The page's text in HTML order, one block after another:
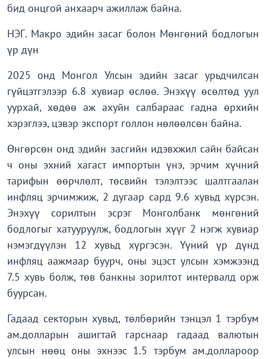
бид онцгой анхаарч ажиллаж байна.
НЭГ. Макро эдийн засаг болон Мөнгөний бодлогын
үр дүн
2025 онд Монгол Улсын эдийн засаг урьдчилсан
гүйцэтгэлээр 6.8 хувиар өслөө. Энэхүү өсөлтөд уул
уурхай, хөдөө аж ахуйн салбараас гадна өрхийн
хэрэглээ, цэвэр экспорт голлон нөлөөлсөн байна.
Өнгөрсөн онд эдийн засгийн идэвхжил сайн байсан
ч оны эхний хагаст импортын үнэ, эрчим хүчний
тарифын өөрчлөлт, төсвийн тэлэлтээс шалтгаалан
инфляц эрчимжиж, 2 дугаар сард 9.6 хувьд хүрсэн.
Энэхүү сорилтын эсрэг Монголбанк мөнгөний
бодлогыг хатууруулж, бодлогын хүүг 2 нэгж хувиар
нэмэгдүүлэн 12 хувьд хүргэсэн. Үүний үр дүнд
инфляц аажмаар буурч, оны эцэст улсын хэмжээнд
7.5 хувь болж, төв банкны зорилтот интервалд орж
буурсан.
Гадаад секторын хувьд, төлбөрийн тэнцэл 1 тэрбум
ам.долларын ашигтай гарснаар гадаад валютын
улсын нөөц оны эхнээс 1.5 тэрбум ам.доллароор